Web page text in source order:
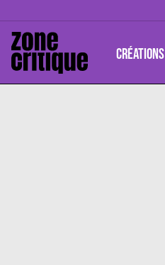
CRÉATIONS